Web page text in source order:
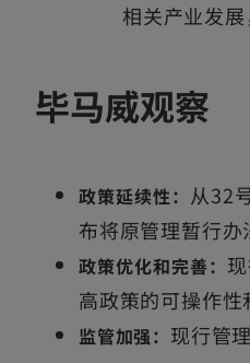
相关产业发
毕马威观察
政策延续性： 从32
布将原管理暂行
政策优化和完善：
高政策的可操作性
监管加强： 现行管